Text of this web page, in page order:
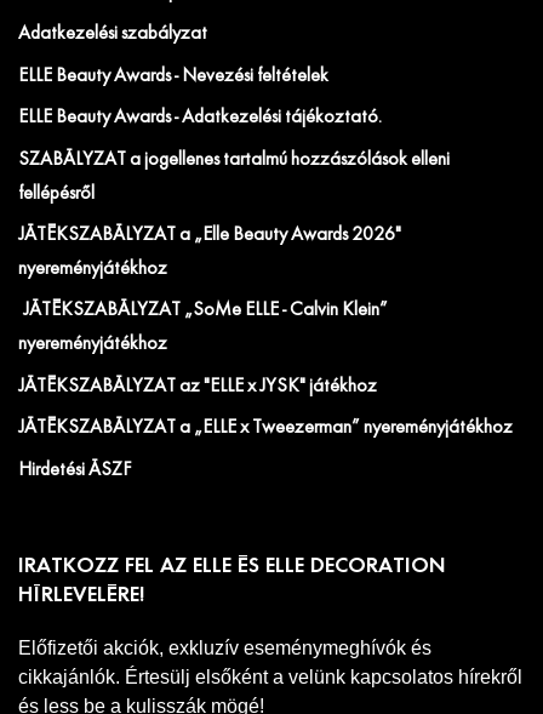
Adatkezelési szabályzat
ELLE Beauty Awards - Nevezési feltételek
ELLE Beauty Awards - Adatkezelési tájékoztató.
SZABÁLYZAT a jogellenes tartalmú hozzászólások elleni
fellépésről
JÁTÉKSZABÁLYZAT a „Elle Beauty Awards 2026"
nyereményjátékhoz
JÁTÉKSZABÁLYZAT „SoMe ELLE - Calvin Klein”
nyereményjátékhoz
JÁTÉKSZABÁLYZAT az "ELLE x JYSK" játékhoz
JÁTÉKSZABÁLYZAT a „ELLE x Tweezerman” nyereményjátékhoz
Hirdetési ÁSZF
IRATKOZZ FEL AZ ELLE ÉS ELLE DECORATION
HÍRLEVELÉRE!
Előfizetői akciók, exkluzív eseménymeghívók és
cikkajánlók. Értesülj elsőként a velünk kapcsolatos hírekről
és less be a kulisszák mögé!